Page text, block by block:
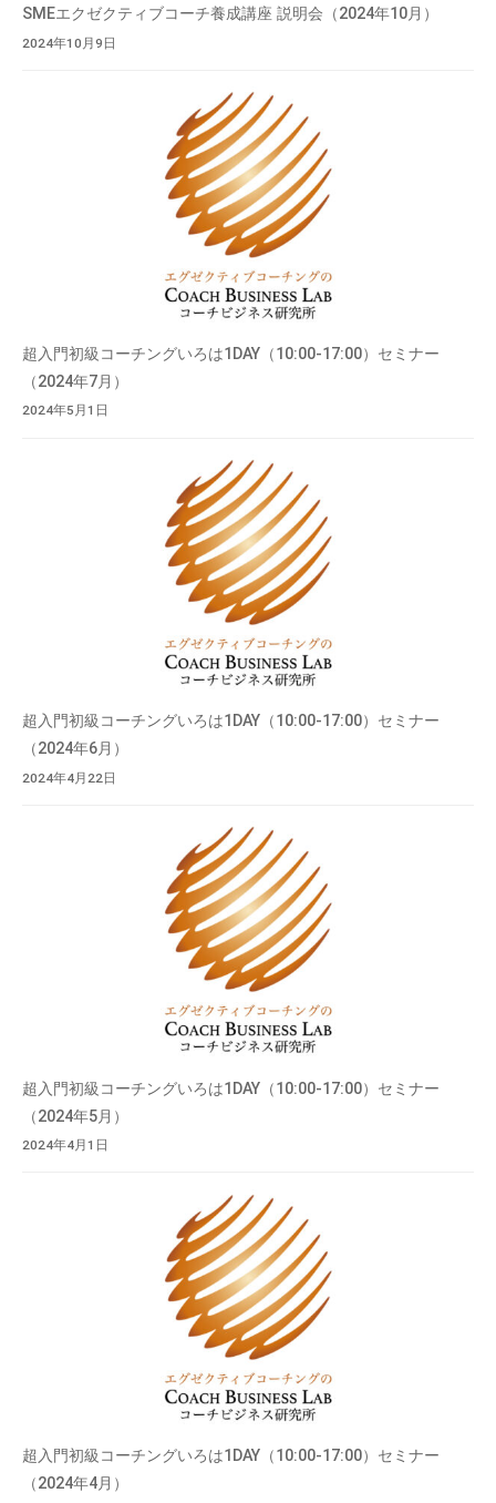
SMEエクゼクティブコーチ養成講座 説明会（2024年10月）
2024年10月9日
超入門初級コーチングいろは1DAY（10:00-17:00）セミナー
（2024年7月）
2024年5月1日
超入門初級コーチングいろは1DAY（10:00-17:00）セミナー
（2024年6月）
2024年4月22日
超入門初級コーチングいろは1DAY（10:00-17:00）セミナー
（2024年5月）
2024年4月1日
超入門初級コーチングいろは1DAY（10:00-17:00）セミナー
（2024年4月）